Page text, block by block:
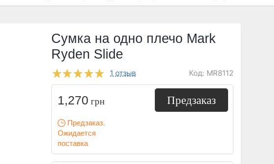
Сумка на одно плечо Mark
Ryden Slide
1 отзыв Код: MR8112
1,270 грн
Предзаказ.
Ожидается
поставка
Предзаказ